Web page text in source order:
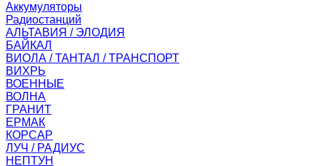
Аккумуляторы
Радиостанций
АЛЬТАВИЯ / ЭЛОДИЯ
БАЙКАЛ
ВИОЛА / ТАНТАЛ / ТРАНСПОРТ
ВИХРЬ
ВОЕННЫЕ
ВОЛНА
ГРАНИТ
ЕРМАК
КОРСАР
ЛУЧ / РАДИУС
НЕПТУН